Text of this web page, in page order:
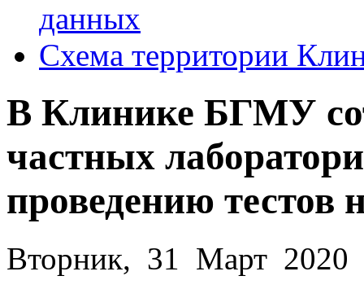
данных
Схема территории
В Клинике БГМУ
частных
проведению тестов
Вторник, 31 Март 2020